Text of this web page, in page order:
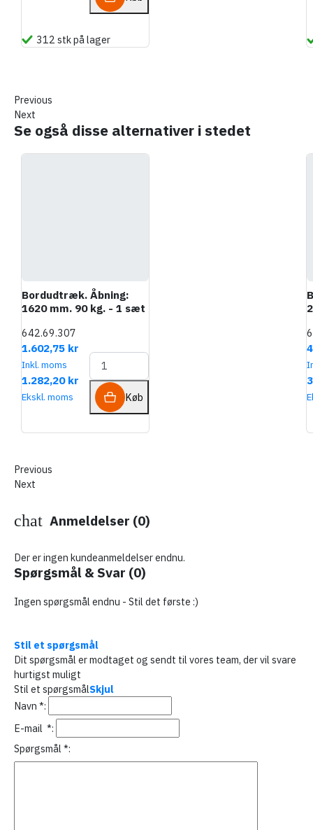
312 stk på lager
Previous
Next
Se også disse alternativer i stedet
Bordudtræk. Åbning:
1620 mm. 90 kg. - 1 sæt
642.69.307
1.602,75 kr
Inkl. moms
1.282,20 kr
Ekskl. moms Køb
Previous
Next
chat Anmeldelser (0)
Der er ingen kundeanmeldelser endnu.
Spørgsmål & Svar (0)
Ingen spørgsmål endnu - Stil det første :)
Stil et spørgsmål
Dit spørgsmål er modtaget og sendt til vores team, der vil svare
hurtigst muligt
Stil et spørgsmålSkjul
Navn *:
E-mail *:
Spørgsmål*: